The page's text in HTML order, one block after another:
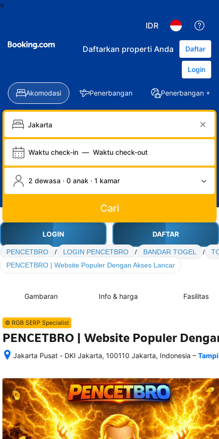
a
IDR
Daftarkan properti Anda Daftar
Login
Akomodasi Penerbangan Penerbangan +
Waktu check-in — Waktu check-out
2 dewasa · 0 anak · 1 kamar
Cari
LOGIN DAFTAR
PENCETBRO / LOGIN PENCETBRO / BANDAR TOGEL /
PENCETBRO | Website Populer Dengan Akses Lancar
Gambaran Info & harga Fasilitas
© RGB SERP Specialist
PENCETBRO | Website Populer
Jakarta Pusat - DKI Jakarta, 100110 Jakarta, Indonesia
semua
rincian
akomodasi
termasuk
nomor
telepon
–